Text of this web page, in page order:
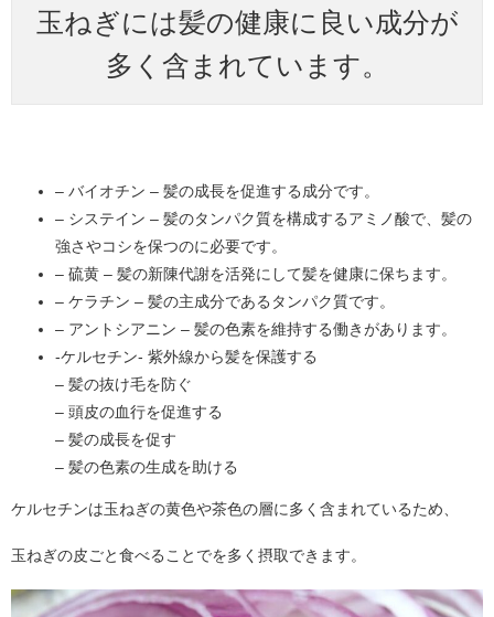
玉ねぎには髪の健康に良い成分が
多く含まれています。
– バイオチン – 髪の成長を促進する成分です。
– システイン – 髪のタンパク質を構成するアミノ酸で、髪の
強さやコシを保つのに必要です。
– 硫黄 – 髪の新陳代謝を活発にして髪を健康に保ちます。
– ケラチン – 髪の主成分であるタンパク質です。
– アントシアニン – 髪の色素を維持する働きがあります。
-ケルセチン- 紫外線から髪を保護する
– 髪の抜け毛を防ぐ
– 頭皮の血行を促進する
– 髪の成長を促す
– 髪の色素の生成を助ける
ケルセチンは玉ねぎの黄色や茶色の層に多く含まれているため、
玉ねぎの皮ごと食べることでを多く摂取できます。